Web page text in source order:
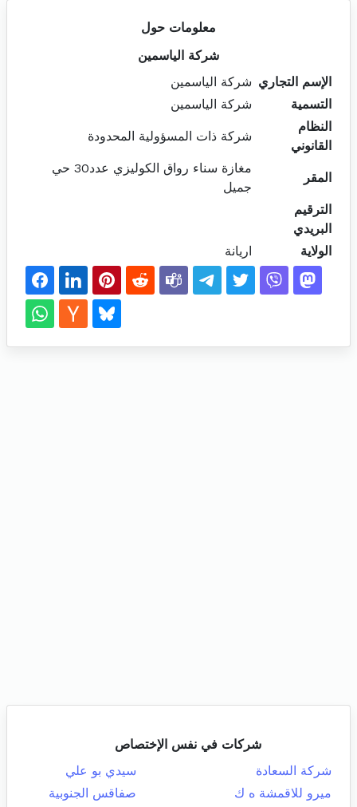
معلومات حول
شركة الياسمين
الإسم التجاري شركة الياسمين
التسمية
شركة الياسمين
النظام
القانوني
شركة ذات المسؤولية المحدودة
المقر
مغازة سناء رواق الكوليزي عدد30 حي
جميل
الترقيم
البريدي
الولاية
اريانة
شركات في نفس الإختصاص
شركة السعادة
سيدي بو علي
ميرو للاقمشة ه ك
صفاقس الجنوبية